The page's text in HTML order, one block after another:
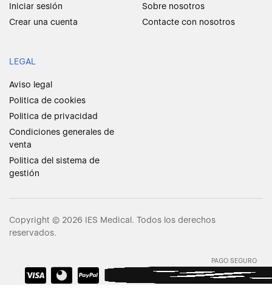
Iniciar sesión
Crear una cuenta
Sobre nosotros
Contacte con nosotros
LEGAL
Aviso legal
Politica de cookies
Politica de privacidad
Condiciones generales de
venta
Politica del sistema de
gestión
Copyright © 2026 IES Medical. Todos los derechos
reservados.
PAGO SEGURO